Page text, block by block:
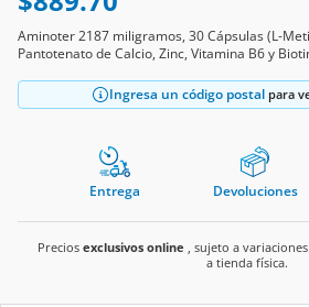
Aminoter 2187 miligramos, 30 Cápsulas (L-
Pantotenato de Calcio, Zinc, Vitamina B6 y
Ingresa un código postal para
Entrega Devoluciones
Precios exclusivos online , sujeto a
a tienda física.